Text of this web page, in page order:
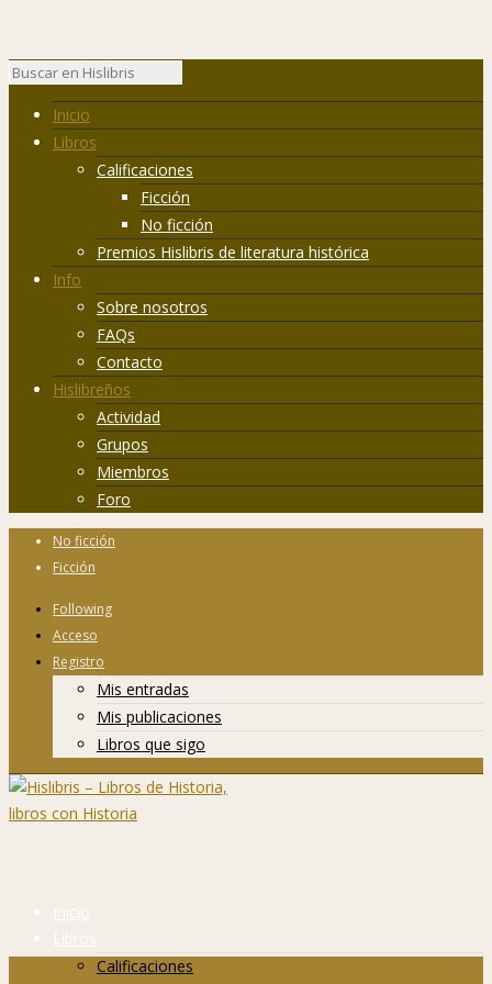
Inicio
Libros
Calificaciones
Ficción
No ficción
Premios Hislibris de literatura histórica
Info
Sobre nosotros
FAQs
Contacto
Hislibreños
Actividad
Grupos
Miembros
Foro
No ficción
Ficción
Following
Acceso
Registro
Mis entradas
Mis publicaciones
Libros que sigo
Inicio
Libros
Calificaciones